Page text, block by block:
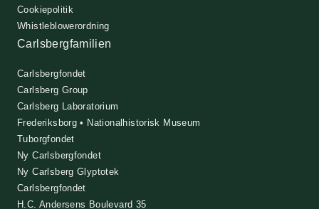
Cookiepolitik
Whistleblowerordning
Carlsbergfamilien
Carlsbergfondet
Carlsberg Group
Carlsberg Laboratorium
Frederiksborg • Nationalhistorisk Museum
Tuborgfondet
Ny Carlsbergfondet
Ny Carlsberg Glyptotek
Carlsbergfondet
H.C. Andersens Boulevard 35